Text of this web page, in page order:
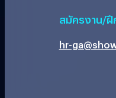
สมัครงาน/ฝึ
hr-